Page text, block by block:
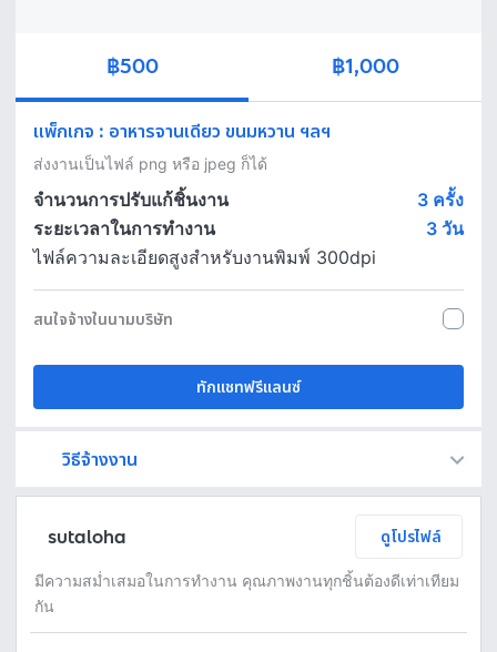
฿500 ฿1,000
แพ็กเกจ : อาหารจานเดียว ขนมหวาน ฯลฯ
ส่งงานเป็นไฟล์ png หรือ jpeg ก็ได้
จำนวนการปรับแก้ชิ้นงาน
3 ครั้ง
ระยะเวลาในการทำงาน
3 วัน
ไฟล์ความละเอียดสูงสำหรับงานพิมพ์ 300dpi
สนใจจ้างในนามบริษัท
ทักแชทฟรีแลนซ์
วิธีจ้างงาน
sutaloha ดูโปรไฟล์
มีความสม่ำเสมอในการทำงาน คุณภาพงานทุกชิ้นต้องดีเท่าเทียม
กัน